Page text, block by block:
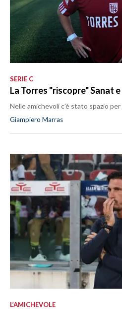
SERIE C
La Torres "riscopre" Sanat
Nelle amichevoli c'è stato spazio
Giampiero Marras
L’AMICHEVOLE